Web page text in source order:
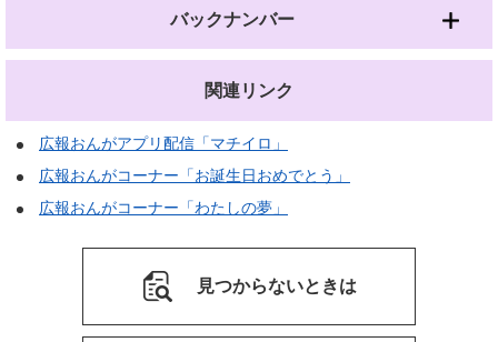
バックナンバー
関連リンク
広報おんがアプリ配信「マチイロ」
広報おんがコーナー「お誕生日おめでとう」
広報おんがコーナー「わたしの夢」
見つからないときは